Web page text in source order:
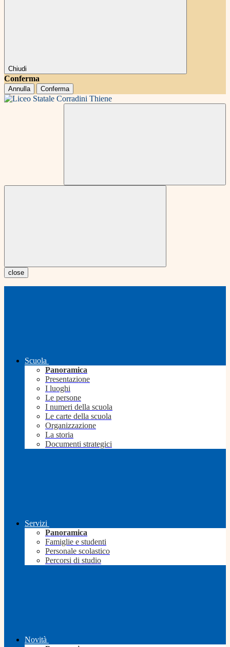
Chiudi
Conferma
Annulla Conferma
close
Scuola
Panoramica
Presentazione
I luoghi
Le persone
I numeri della scuola
Le carte della scuola
Organizzazione
La storia
Documenti strategici
Servizi
Panoramica
Famiglie e studenti
Personale scolastico
Percorsi di studio
Novità